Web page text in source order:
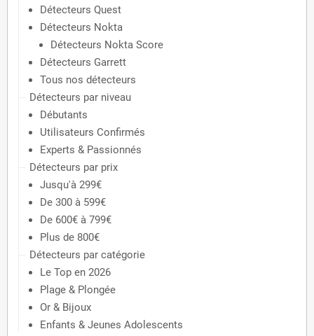
Détecteurs Quest
Détecteurs Nokta
Détecteurs Nokta Score
Détecteurs Garrett
Tous nos détecteurs
Détecteurs par niveau
Débutants
Utilisateurs Confirmés
Experts & Passionnés
Détecteurs par prix
Jusqu'à 299€
De 300 à 599€
De 600€ à 799€
Plus de 800€
Détecteurs par catégorie
Le Top en 2026
Plage & Plongée
Or & Bijoux
Enfants & Jeunes Adolescents